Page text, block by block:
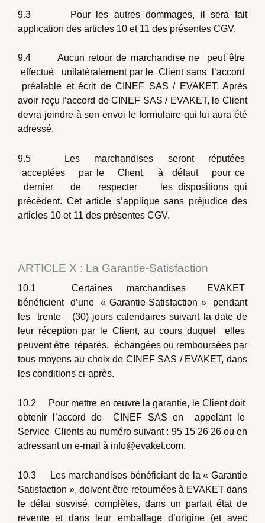
9.3 Pour les autres dommages, il sera fait
application des articles 10 et 11 des présentes CGV.
9.4 Aucun retour de marchandise ne peut être
effectué unilatéralement par le Client sans l’accord
préalable et écrit de CINEF SAS / EVAKET. Après
avoir reçu l’accord de CINEF SAS / EVAKET, le Client
devra joindre à son envoi le formulaire qui lui aura été
adressé.
9.5 Les marchandises seront réputées
acceptées par le Client, à défaut pour ce
dernier de respecter les dispositions qui
précèdent. Cet article s’applique sans préjudice des
articles 10 et 11 des présentes CGV.
ARTICLE X : La Garantie-Satisfaction
10.1 Certaines marchandises EVAKET
bénéficient d’une « Garantie Satisfaction » pendant
les trente (30) jours calendaires suivant la date de
leur réception par le Client, au cours duquel elles
peuvent être réparés, échangées ou remboursées par
tous moyens au choix de CINEF SAS / EVAKET, dans
les conditions ci-après.
10.2 Pour mettre en œuvre la garantie, le Client doit
obtenir l’accord de CINEF SAS en appelant le
Service Clients au numéro suivant : 95 15 26 26 ou en
adressant un e-mail à info@evaket.com.
10.3 Les marchandises bénéficiant de la « Garantie
Satisfaction », doivent être retournées à EVAKET dans
le délai susvisé, complètes, dans un parfait état de
revente et dans leur emballage d’origine (et avec